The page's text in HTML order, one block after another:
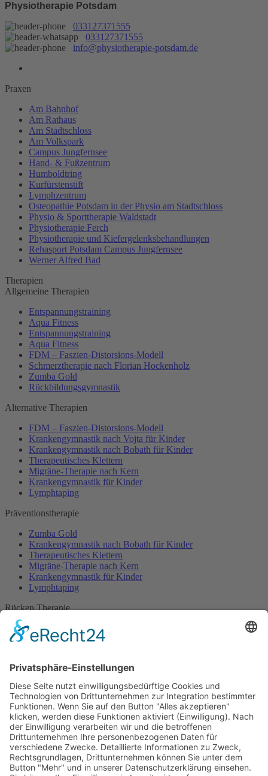
Physiotherapie Potsdam
033127371555
033127371555
info@physiotherapie-potsdam.de
Praxen
Am Bahnhof
Am Rathaus
Am Stadtschloss
Am Volkspark
Campus Jungfernsee
Hand- & Fußzentrum
Humboldtring
Kurfürstenstift
Lymphzentrum
Osteopathie Potsdam in der Physio am Stadtschloss
Physio & Sporttherapie Waldstadt
Physiotherapie Ferch
Physiotherapie und Kiefergelenksbehandlungen
Rehasport Potsdam Campus Jungfernsee
Werner Alfred Bad
Therapien
Allgemeine Therapien
Entspannungstraining
Aqua Fitness
Entspannungstraining
Aqua Fitness
FDM – Faszien-Distorsions-Modell
Schmerztherapie nach Florian Hockenholz
Zumba Gold
Rückbildungsgymnastik
Alternative Therapien
FDM – Faszien-Distorsions-Modell
Krankengymnastik nach Vojta für Kinder
Krankengymnastik nach Bobath für Kinder
Therapeutisches Klettern
Migräne-Therapie nach Kern
Krankengymnastik für Kinder
Lymphtaping
Präventionstherapie
Zumba Gold
Krankengymnastik nach Bobath für Kinder
Therapeutisches Klettern
Migräne-Therapie nach Kern
Krankengymnastik für Kinder
Lymphtaping
Rücken Therapie
Therapeutisches Klettern
Entspannungstraining
Zumba Gold
Rückbildungsgymnastik
Kinder Therapie
Krankengymnastik nach Vojta für Kinder
Krankengymnastik nach Bobath für Kinder
Krankengymnastik für Kinder
Therapeuten